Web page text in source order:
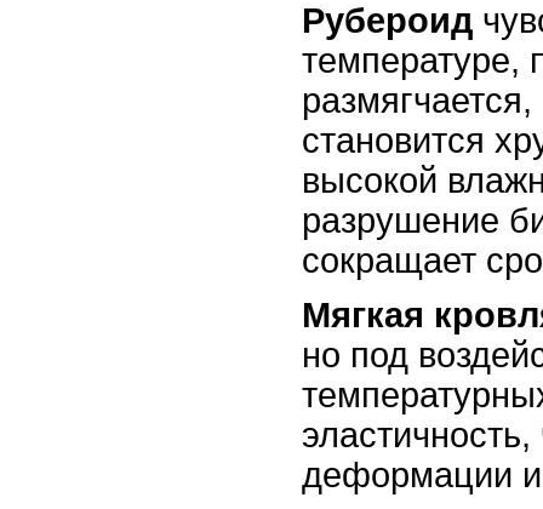
Рубероид
температуре,
становится
высокой
разрушение
сокращает
Мягкая
но под
деформации и